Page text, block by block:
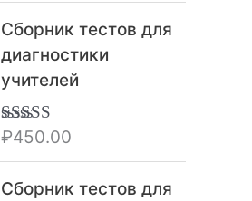
Сборник тестов для
диагностики
учителей
Оценка5.00
₽450.00
Сборник тестов для